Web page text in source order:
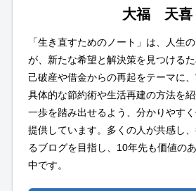
大福 天喜
「生き直すためのノート」は、人生
が、新たな希望と解決策を見つける
己破産や借金からの再起をテーマに
具体的な節約術や生活再建の方法を
一歩を踏み出せるよう、分かりやす
提供しています。多くの人が共感し
るブログを目指し、10年先も価値の
中です。